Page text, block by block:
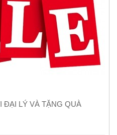
ĐẠI LÝ VÀ TẶNG QUÀ